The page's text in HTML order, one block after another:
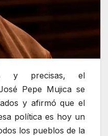
y precisas, el
Pepe Mujica se
y afirmó que el
política es hoy un
los pueblos de la